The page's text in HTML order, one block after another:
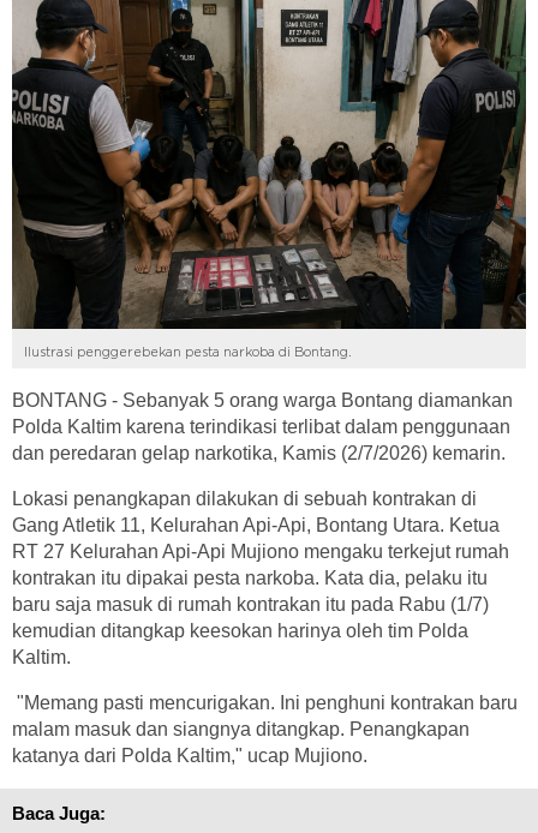
Ilustrasi penggerebekan pesta narkoba di Bontang.
BONTANG - Sebanyak 5 orang warga Bontang diamankan
Polda Kaltim karena terindikasi terlibat dalam penggunaan
dan peredaran gelap narkotika, Kamis (2/7/2026) kemarin.
Lokasi penangkapan dilakukan di sebuah kontrakan di
Gang Atletik 11, Kelurahan Api-Api, Bontang Utara. Ketua
RT 27 Kelurahan Api-Api Mujiono mengaku terkejut rumah
kontrakan itu dipakai pesta narkoba. Kata dia, pelaku itu
baru saja masuk di rumah kontrakan itu pada Rabu (1/7)
kemudian ditangkap keesokan harinya oleh tim Polda
Kaltim.
"Memang pasti mencurigakan. Ini penghuni kontrakan baru
malam masuk dan siangnya ditangkap. Penangkapan
katanya dari Polda Kaltim," ucap Mujiono.
Baca Juga: